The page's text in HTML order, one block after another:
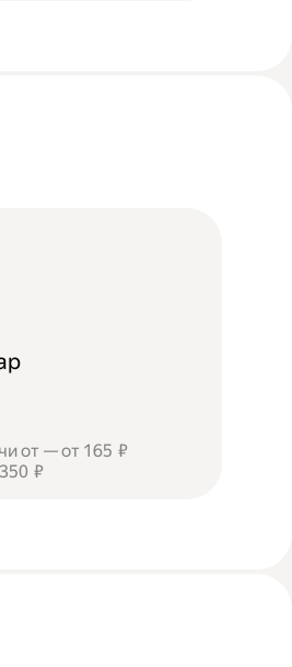
от — от 165 ₽
₽